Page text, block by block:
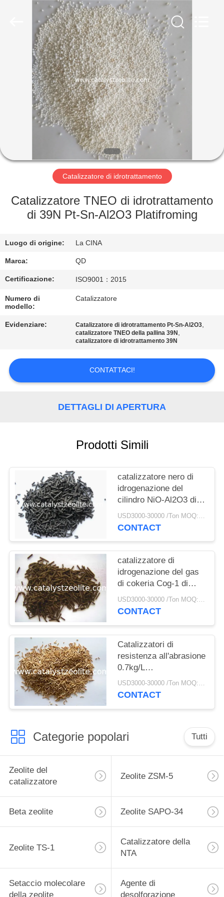
CASA
PRODOTTI
CIRCA
GIRO
FABBRICA
DI
QUALITÀ
CONTATTICI
NOTIZIE
CASI
MAPPA
POLICY
Catalizzatore di idrotrattamento
Catalizzatore TNEO di idrotrattamento
di 39N Pt-Sn-Al2O3 Platifroming
Luogo di origine: La CINA
Marca: QD
Certificazione: ISO9001：2015
Numero di
modello:
Catalizzatore
Evidenziare: Catalizzatore di idrotrattamento Pt-Sn-Al2O3,
catalizzatore TNEO della pallina 39N ,
catalizzatore di idrotrattamento 39N
CONTATTACI!
DETTAGLI DI APERTURA
Prodotti Simili
catalizzatore nero di
idrogenazione del
cilindro NiO-Al2O3 di
15mm
USD3000-30000 /Ton MOQ:1 chilogrammo
CONTACT
catalizzatore di
idrogenazione del gas
di cokeria Cog-1 di
6mm
USD3000-30000 /Ton MOQ:1 chilogrammo
CONTACT
Catalizzatori di
resistenza all'abrasione
0.7kg/L
Hydroprocessing
USD3000-30000 /Ton MOQ:1 chilogrammo
CONTACT
Categorie popolari Tutti
Zeolite del
catalizzatore
Zeolite ZSM-5
Beta zeolite Zeolite SAPO-34
Zeolite TS-1
Catalizzatore della
NTA
Setaccio molecolare
della zeolite
Agente di
desolforazione